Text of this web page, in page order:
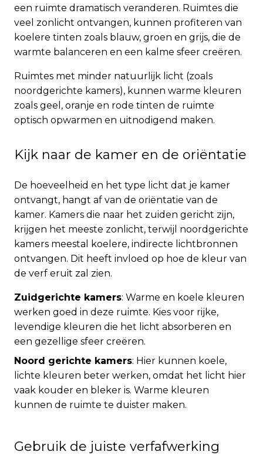
een ruimte dramatisch veranderen. Ruimtes die
veel zonlicht ontvangen, kunnen profiteren van
koelere tinten zoals blauw, groen en grijs, die de
warmte balanceren en een kalme sfeer creëren.
Ruimtes met minder natuurlijk licht (zoals
noordgerichte kamers), kunnen warme kleuren
zoals geel, oranje en rode tinten de ruimte
optisch opwarmen en uitnodigend maken.
Kijk naar de kamer en de oriëntatie
De hoeveelheid en het type licht dat je kamer
ontvangt, hangt af van de oriëntatie van de
kamer. Kamers die naar het zuiden gericht zijn,
krijgen het meeste zonlicht, terwijl noordgerichte
kamers meestal koelere, indirecte lichtbronnen
ontvangen. Dit heeft invloed op hoe de kleur van
de verf eruit zal zien.
Zuidgerichte kamers: Warme en koele kleuren
werken goed in deze ruimte. Kies voor rijke,
levendige kleuren die het licht absorberen en
een gezellige sfeer creëren.
Noord gerichte kamers: Hier kunnen koele,
lichte kleuren beter werken, omdat het licht hier
vaak kouder en bleker is. Warme kleuren
kunnen de ruimte te duister maken.
Gebruik de juiste verfafwerking